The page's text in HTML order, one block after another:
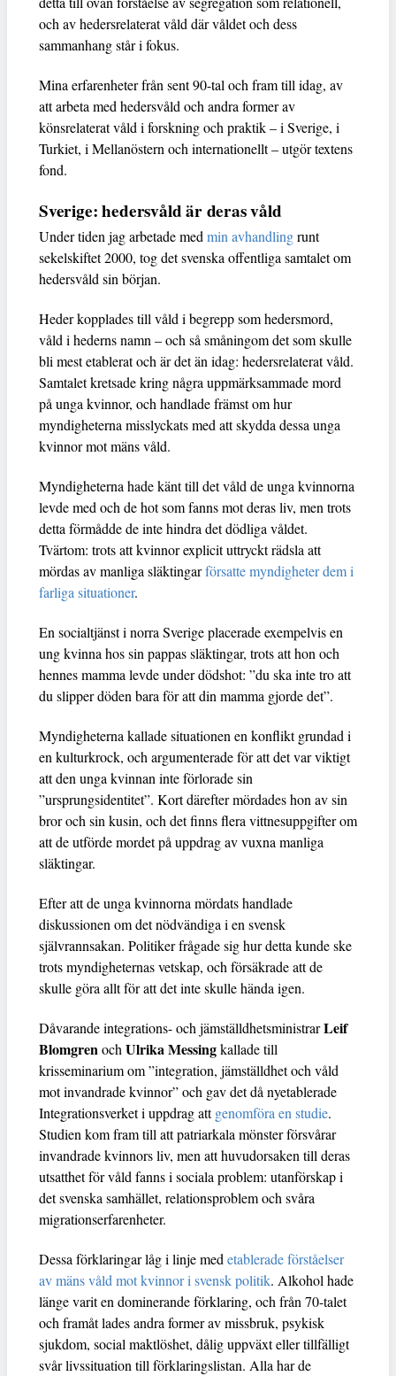
och av hedersrelaterat våld där våldet och dess
sammanhang står i fokus.
Mina erfarenheter från sent 90-tal och fram till idag, av
att arbeta med hedersvåld och andra former av
könsrelaterat våld i forskning och praktik – i Sverige, i
Turkiet, i Mellanöstern och internationellt – utgör textens
fond.
Sverige: hedersvåld är deras våld
Under tiden jag arbetade medmin avhandlingrunt
sekelskiftet 2000, tog det svenska offentliga samtalet om
hedersvåld sin början.
Heder kopplades till våld i begrepp som hedersmord,
våld i hederns namn – och så småningom det som skulle
bli mest etablerat och är det än idag: hedersrelaterat våld.
Samtalet kretsade kring några uppmärksammade mord
på unga kvinnor, och handlade främst om hur
myndigheterna misslyckats med att skydda dessa unga
kvinnor mot mäns våld.
Myndigheterna hade känt till det våld de unga kvinnorna
levde med och de hot som fanns mot deras liv, men trots
detta förmådde de inte hindra det dödliga våldet.
Tvärtom: trots att kvinnor explicit uttryckt rädsla att
mördas av manliga släktingarförsatte myndigheter dem i
farliga situationer.
En socialtjänst i norra Sverige placerade exempelvis en
ung kvinna hos sin pappas släktingar, trots att hon och
hennes mamma levde under dödshot: ”du ska inte tro att
du slipper döden bara för att din mamma gjorde det”.
Myndigheterna kallade situationen en konflikt grundad i
en kulturkrock, och argumenterade för att det var viktigt
att den unga kvinnan inte förlorade sin
”ursprungsidentitet”. Kort därefter mördades hon av sin
bror och sin kusin, och det finns flera vittnesuppgifter om
att de utförde mordet på uppdrag av vuxna manliga
släktingar.
Efter att de unga kvinnorna mördats handlade
diskussionen om det nödvändiga i en svensk
självrannsakan. Politiker frågade sig hur detta kunde ske
trots myndigheternas vetskap, och försäkrade att de
skulle göra allt för att det inte skulle hända igen.
Dåvarande integrations- och jämställdhetsministrarLeif
BlomgrenochUlrika Messingkallade till
krisseminarium om ”integration, jämställdhet och våld
mot invandrade kvinnor” och gav det då nyetablerade
Integrationsverket i uppdrag attgenomföra en studie.
Studien kom fram till att patriarkala mönster försvårar
invandrade kvinnors liv, men att huvudorsaken till deras
utsatthet för våld fanns i sociala problem: utanförskap i
det svenska samhället, relationsproblem och svåra
migrationserfarenheter.
Dessa förklaringar låg i linje medetablerade förståelser
av mäns våld mot kvinnor i svensk politik. Alkohol hade
länge varit en dominerande förklaring, och från 70-talet
och framåt lades andra former av missbruk, psykisk
sjukdom, social maktlöshet, dålig uppväxt eller tillfälligt
svår livssituation till förklaringslistan. Alla har de